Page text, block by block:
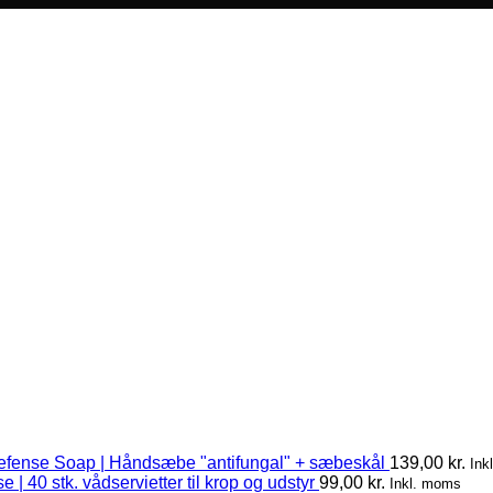
Soap | Håndsæbe "antifungal" + sæbeskål 139,00 kr.
| 40 stk. vådservietter til krop og udstyr 99,00 kr. Inkl. moms